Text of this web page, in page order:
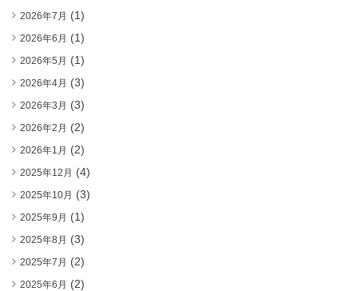
2026年7月 (1)
2026年6月 (1)
2026年5月 (1)
2026年4月 (3)
2026年3月 (3)
2026年2月 (2)
2026年1月 (2)
2025年12月 (4)
2025年10月 (3)
2025年9月 (1)
2025年8月 (3)
2025年7月 (2)
2025年6月 (2)